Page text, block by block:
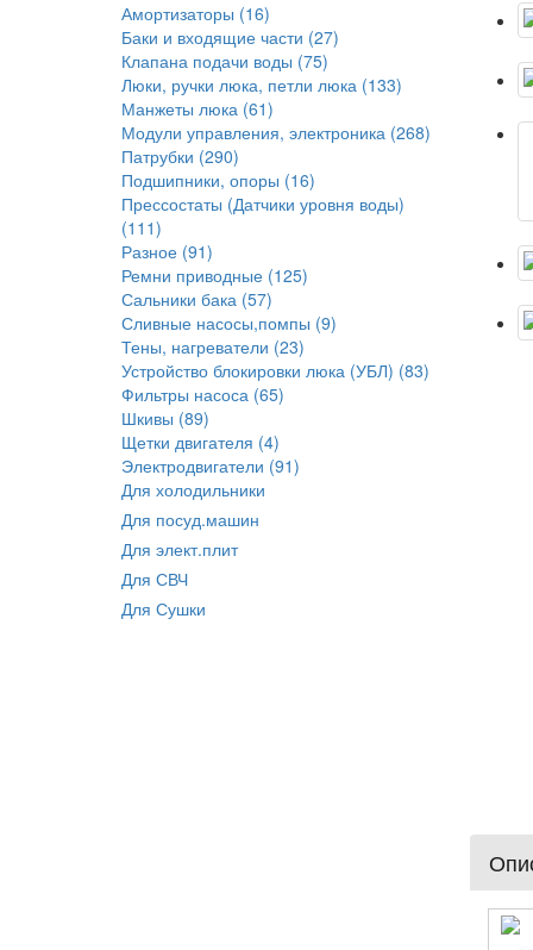
Амортизаторы (16)
Баки и входящие части (27)
Клапана подачи воды (75)
Люки, ручки люка, петли люка (133)
Манжеты люка (61)
Модули управления, электроника (268)
Патрубки (290)
Подшипники, опоры (16)
Прессостаты (Датчики уровня воды)
(111)
Разное (91)
Ремни приводные (125)
Сальники бака (57)
Сливные насосы,помпы (9)
Тены, нагреватели (23)
Устройство блокировки люка (УБЛ) (83)
Фильтры насоса (65)
Шкивы (89)
Щетки двигателя (4)
Электродвигатели (91)
Для холодильники
Для посуд.машин
Для элект.плит
Для СВЧ
Для Сушки